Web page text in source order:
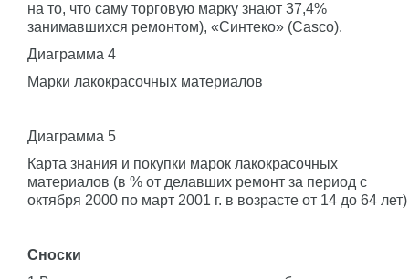
на то, что саму торговую марку знают 37,4%
занимавшихся ремонтом), «Синтеко» (Casco).
Диаграмма 4
Марки лакокрасочных материалов
Диаграмма 5
Карта знания и покупки марок лакокрасочных
материалов (в % от делавших ремонт за период с
октября 2000 по март 2001 г. в возрасте от 14 до 64 лет)
Сноски